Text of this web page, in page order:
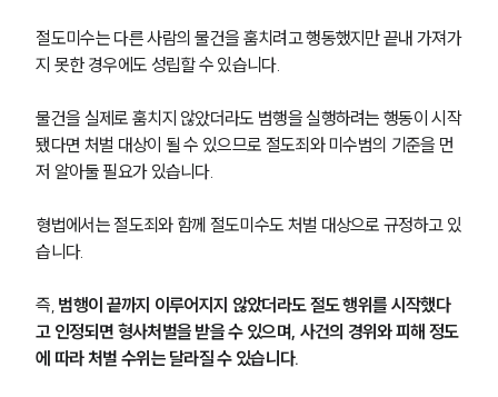
절도미수는 다른 사람의 물건을 훔치려고 행동했지만 끝내 가져가
지 못한 경우에도 성립할 수 있습니다.
물건을 실제로 훔치지 않았더라도 범행을 실행하려는 행동이 시작
됐다면 처벌 대상이 될 수 있으므로 절도죄와 미수범의 기준을 먼
저 알아둘 필요가 있습니다.
형법에서는 절도죄와 함께 절도미수도 처벌 대상으로 규정하고 있
습니다.
즉, 범행이 끝까지 이루어지지 않았더라도 절도 행위를 시작했다
고 인정되면 형사처벌을 받을 수 있으며, 사건의 경위와 피해 정도
에 따라 처벌 수위는 달라질 수 있습니다.